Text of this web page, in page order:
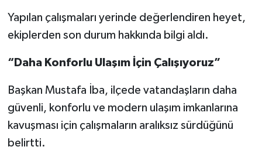
Yapılan çalışmaları yerinde değerlendiren heyet,
ekiplerden son durum hakkında bilgi aldı.
“Daha Konforlu Ulaşım İçin Çalışıyoruz”
Başkan Mustafa İba, ilçede vatandaşların daha
güvenli, konforlu ve modern ulaşım imkanlarına
kavuşması için çalışmaların aralıksız sürdüğünü
belirtti.